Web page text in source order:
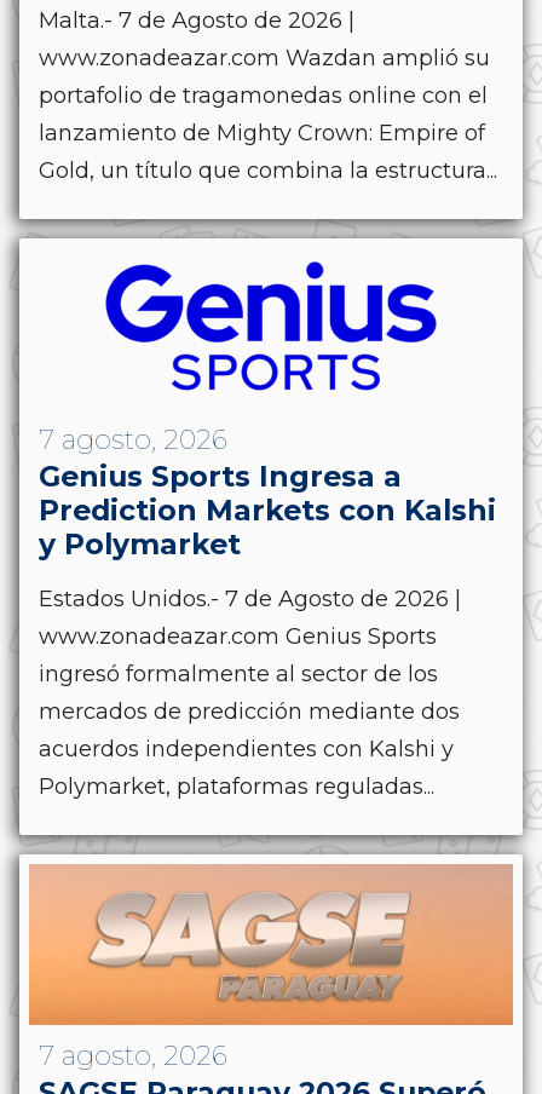
Malta.- 7 de Agosto de 2026 |
www.zonadeazar.com Wazdan amplió su
portafolio de tragamonedas online con el
lanzamiento de Mighty Crown: Empire of
Gold, un título que combina la estructura...
7 agosto, 2026
Genius Sports Ingresa a
Prediction Markets con Kalshi
y Polymarket
Estados Unidos.- 7 de Agosto de 2026 |
www.zonadeazar.com Genius Sports
ingresó formalmente al sector de los
mercados de predicción mediante dos
acuerdos independientes con Kalshi y
Polymarket, plataformas reguladas...
7 agosto, 2026